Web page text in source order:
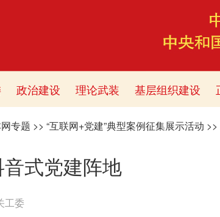
政治建设 理论武装 基层组织建设
专题 >> “互联网+党建”典型案例征集展示活动 >>
式党建阵地
工委